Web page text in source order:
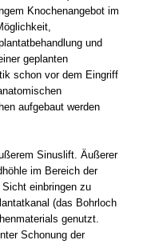
Knochenangebot im
und
geplanten
schon vor dem Eingriff
aufgebaut werden
Sinuslift. Äußerer
im Bereich der
einbringen zu
(das Bohrloch
genutzt.
Schonung der